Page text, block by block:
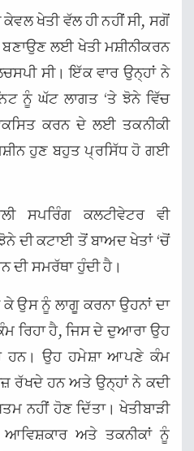
ਖੇਤੀ ਵੱਲ ਹੀ ਨਹੀਂ ਸੀ, ਸਗੋਂ
ਲਈ ਖੇਤੀ ਮਸ਼ੀਨੀਕਰਨ
ਸੀ। ਇੱਕ ਵਾਰ ਉਨ੍ਹਾਂ ਨੇ
ਨੂੰ ਘੱਟ ਲਾਗਤ ‘ਤੇ ਝੋਨੇ ਵਿੱਚ
ਕਰਨ ਦੇ ਲਈ ਤਕਨੀਕੀ
ਹੁਣ ਬਹੁਤ ਪ੍ਰਸਿੱਧ ਹੋ ਗਈ
ਸਪਰਿੰਗ ਕਲਟੀਵੇਟਰ ਵੀ
ਦੀ ਕਟਾਈ ਤੋਂ ਬਾਅਦ ਖੇਤਾਂ ‘ਚੋਂ
ਦੀ ਸਮਰੱਥਾ ਹੁੰਦੀ ਹੈ।
ਉਸ ਨੂੰ ਲਾਗੂ ਕਰਨਾ ਉਹਨਾਂ ਦਾ
ਰਿਹਾ ਹੈ, ਜਿਸ ਦੇ ਦੁਆਰਾ ਉਹ
ਹਨ। ਉਹ ਹਮੇਸ਼ਾ ਆਪਣੇ ਕੰਮ
ਰੱਖਦੇ ਹਨ ਅਤੇ ਉਨ੍ਹਾਂ ਨੇ ਕਦੀ
ਨਹੀਂ ਹੋਣ ਦਿੱਤਾ। ਖੇਤੀਬਾੜੀ
ਅਤੇ ਤਕਨੀਕਾਂ ਨੂੰ